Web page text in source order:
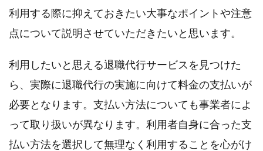
利用する際に抑えておきたい大事なポイントや注意
点について説明させていただきたいと思います。
利用したいと思える退職代行サービスを見つけた
ら、実際に退職代行の実施に向けて料金の支払いが
必要となります。支払い方法についても事業者によ
って取り扱いが異なります。利用者自身に合った支
払い方法を選択して無理なく利用することを心がけ